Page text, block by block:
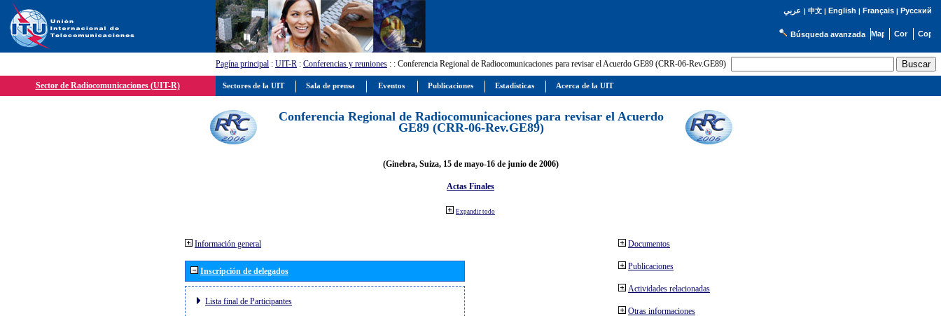
عربي | 中文| English | Français| Русский
Búsqueda avanzada
Pagína principal : UIT-R : Conferencias y reuniones : : Conferencia Regional de Radiocomunicaciones para revisar el Acuerdo GE89 (CRR-06-Rev.GE89)
Sector de Radiocomunicaciones (UIT-R)
Conferencia Regional de Radiocomunicaciones para revisar el Acuerdo
GE89 (CRR-06-Rev.GE89)
(Ginebra, Suiza, 15 de mayo-16 de junio de 2006)
Actas Finales
Expandir todo
Información general
Inscripción de delegados
Lista final de Participantes
Documentos
Publicaciones
Actividades relacionadas
Otras informaciones
Sectores de la UIT Sala de prensa Eventos Publicaciones Estadísticas Acerca de la UIT